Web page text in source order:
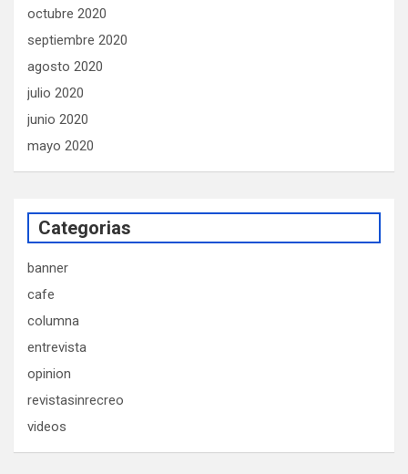
octubre 2020
septiembre 2020
agosto 2020
julio 2020
junio 2020
mayo 2020
Categorias
banner
cafe
columna
entrevista
opinion
revistasinrecreo
videos